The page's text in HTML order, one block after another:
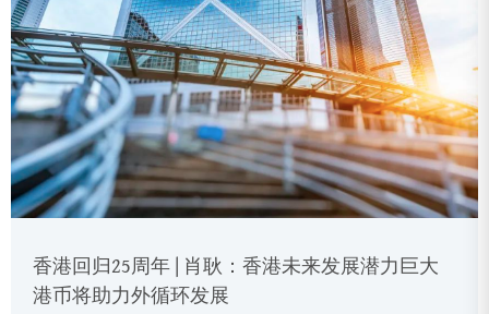
香港回归25周年 | 肖耿：香港未来发展潜力巨大
港币将助力外循环发展